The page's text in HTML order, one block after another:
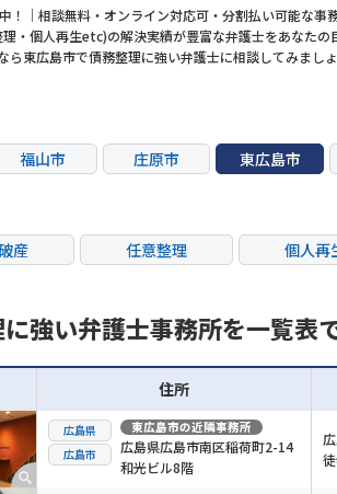
！｜相談無料・オンライン対応可・分割払い可能な事
・個人再生etc)の解決実績が豊富な弁護士をあなたの
東広島市で債務整理に強い弁護士に相談してみましょ
福山市 庄原市 東広島市
産 任意整理 個人再
金 強い弁護士事務所を一覧表
住所
広島県
広島市
東広島市の近隣事務所
広島県広島市南区稲荷町2-14
和光ビル8階